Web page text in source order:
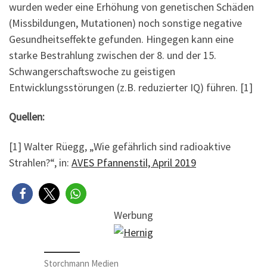
wurden weder eine Erhöhung von genetischen Schäden
(Missbildungen, Mutationen) noch sonstige negative
Gesundheitseffekte gefunden. Hingegen kann eine
starke Bestrahlung zwischen der 8. und der 15.
Schwangerschaftswoche zu geistigen
Entwicklungsstörungen (z.B. reduzierter IQ) führen. [1]
Quellen:
[1] Walter Rüegg, „Wie gefährlich sind radioaktive
Strahlen?“, in: AVES Pfannenstil, April 2019
Werbung
Storchmann Medien